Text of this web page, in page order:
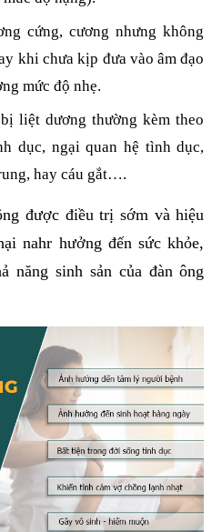
cứng, cương nhưng không
khi chưa kịp đưa vào âm đạo
mức độ nhẹ.
liệt dương thường kèm theo
dục, ngại quan hệ tình dục,
hay cáu gắt….
được điều trị sớm và hiệu
nahr hưởng đến sức khỏe,
năng sinh sản của đàn ông